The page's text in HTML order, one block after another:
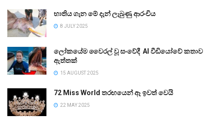
භාතිය ගැන මේ දැන් ලැබුණු ආරංචිය
8 JULY 2025
ලෝකයේම වෛරල් වූ සංවේදී AI වීඩියෝවේ කතාව
ඇත්තක්
15 AUGUST 2025
72 Miss World තරඟයෙන් ඈ ඉවත් වෙයි
22 MAY 2025